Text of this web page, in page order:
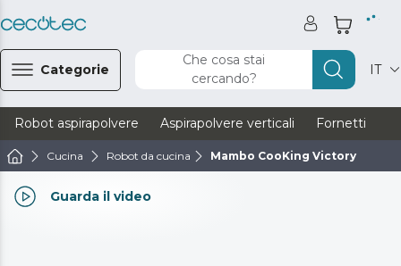
Categorie
Che cosa stai
cercando?
IT
Robot aspirapolvere Aspirapolvere verticali Fornetti
Cucina Robot da cucina Mambo CooKing Victory
Guarda il video